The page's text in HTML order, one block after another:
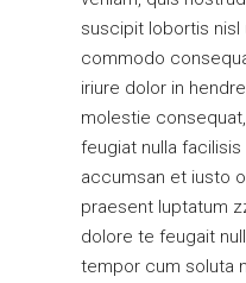
suscipit lobortis nisl
commodo
iriure dolor in
molestie
feugiat nulla
accumsan et iusto
praesent luptatum
dolore te feugait
tempor cum soluta